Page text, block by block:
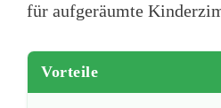
für aufgeräumte
Vorteile